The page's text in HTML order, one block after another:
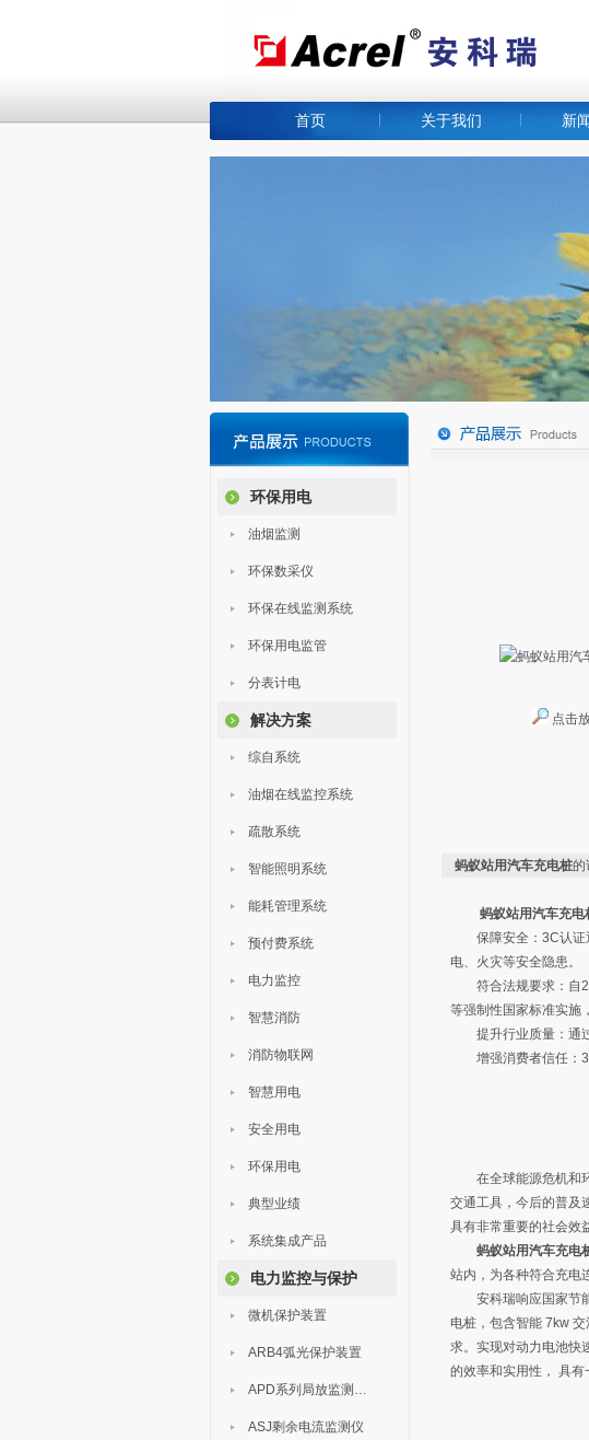
首页 关于我们 新
环保用电
油烟监测
环保数采仪
环保在线监测系统
环保用电监管
分表计电
解决方案
综自系统
油烟在线监控系统
疏散系统
智能照明系统
能耗管理系统
预付费系统
电力监控
智慧消防
消防物联网
智慧用电
安全用电
环保用电
典型业绩
系统集成产品
电力监控与保护
微机保护装置
ARB4弧光保护装置
APD系列局放监测装置
ASJ剩余电流监测仪
点击
蚂蚁站用汽车充电桩的
蚂蚁站用汽车充电
保障安全：3C认证通
电、火灾等安全隐患。 ‌
符合法规要求：自
等强制性国家标准实施
提升行业质量：通过
增强消费者信任：3C
在全球能源危机和环
交通工具，今后的普及
具有非常重要的社会效
蚂蚁站用汽车充电
站内，为各种符合充电
安科瑞响应国家节能
电桩，包含智能 7kw
求。实现对动力电池快
的效率和实用性， 具有